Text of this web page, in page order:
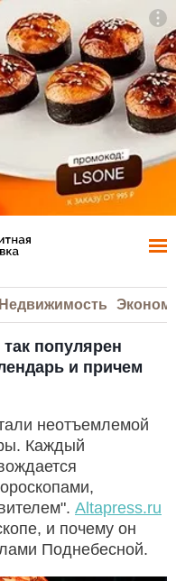
Недвижимость
популярен
и причем
неотъемлемой
Каждый
Altapress.ru
и почему он
Поднебесной.